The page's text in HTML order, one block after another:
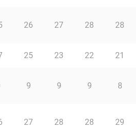
26 27 28 28
25 23 22 21
9 9 9 8
27 28 28 29